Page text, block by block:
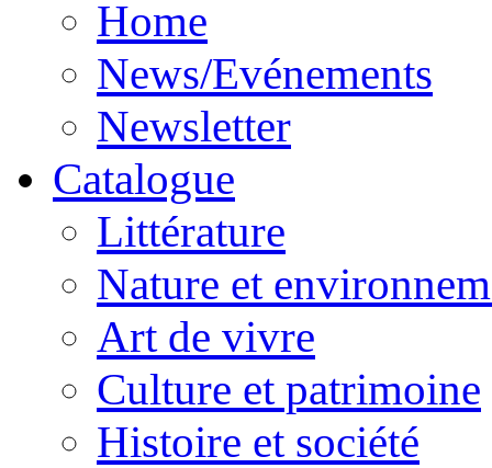
Home
News/Evénements
Newsletter
Catalogue
Littérature
Nature et
Art de vivre
Culture et patrimoine
Histoire et société